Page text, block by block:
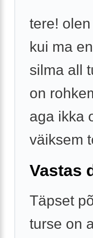
tere!
kui ma
silma all
on
aga ikka
väiksem
Vastas
Täpset
turse on